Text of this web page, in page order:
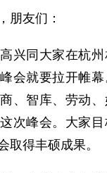
朋友们：
同大家在杭州
会就要拉开帷
、智库、劳动
次峰会。大家
取得丰硕成果。